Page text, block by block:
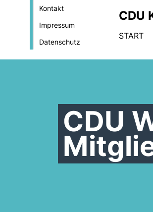
Kontakt
Impressum
Datenschutz
CDU
START
CDU